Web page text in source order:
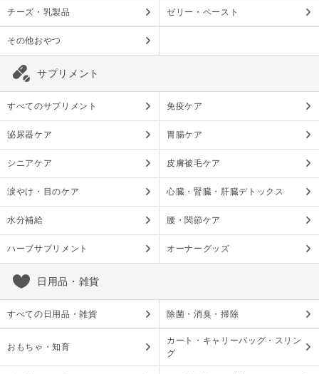
チーズ・乳製品 ゼリー・ペースト
その他おやつ
サプリメント
すべてのサプリメント 免疫ケア
泌尿器ケア 胃腸ケア
シニアケア 皮膚被毛ケア
涙やけ・目のケア 心臓・腎臓・肝臓デトックス
水分補給 腰・関節ケア
ハーブサプリメント オーナーグッズ
日用品・雑貨
すべての日用品・雑貨 除菌・消臭・掃除
おもちゃ・知育
カート・キャリーバッグ・スリン
グ